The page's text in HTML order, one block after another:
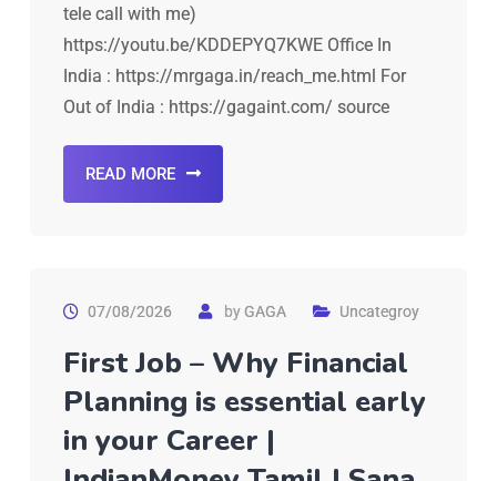
tele call with me)
https://youtu.be/KDDEPYQ7KWE Office In
India : https://mrgaga.in/reach_me.html For
Out of India : https://gagaint.com/ source
READ MORE
07/08/2026 byGAGA Uncategroy
First Job – Why Financial
Planning is essential early
in your Career |